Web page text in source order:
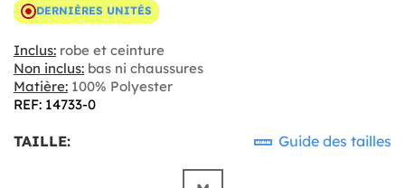
DERNIÈRES UNITÉS
Inclus: robe et ceinture
Non inclus: bas ni chaussures
Matière: 100% Polyester
REF: 14733-0
TAILLE: Guide des tailles